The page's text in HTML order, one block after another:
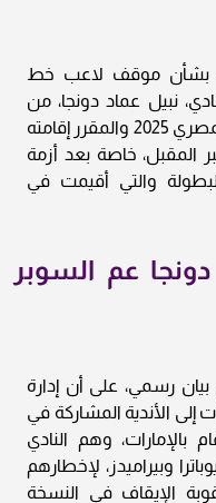
بشأن موقف لاعب خط
نبيل عماد دونجا، من
المشاركة في بطولة كاس السوبر المصري 2025 والمقرر إقامته
بداية من يوم 6 ديسمبر المقبل، خاصة بعد أزمة
والتي أقيمت في
عم السوبر
بيان رسمي، على أن إدارة
إلى الأندية المشاركة في
وهم النادي
وبيراميدز، لإخطارهم
الإيقاف في النسخة